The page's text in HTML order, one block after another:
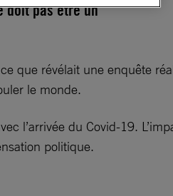
doit pas être un
que révélait une enquête
le monde.
l’arrivée du Covid-19.
politique.